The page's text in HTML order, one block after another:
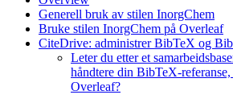
Generell bruk av stilen InorgChem
Bruke stilen InorgChem på Overleaf
CiteDrive: administrer BibTeX og
Leter du etter et
håndtere din BibTeX-
Overleaf?